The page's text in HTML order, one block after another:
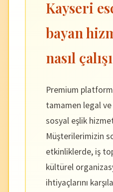
Kayseri
bayan
nasıl
Premium
tamamen legal
sosyal eşlik
Müşterilerimizin
etkinliklerde, iş
kültürel
ihtiyaçlarını